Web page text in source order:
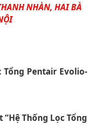
NHÀN, HAI BÀ
Tổng Pentair Evolio-
Thống Lọc Tổng